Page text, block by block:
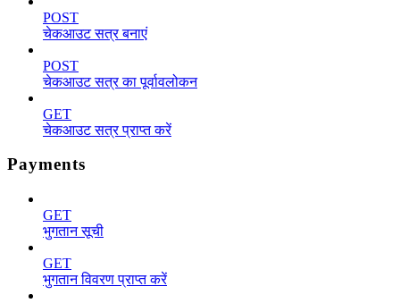
POST
चेकआउट सत्र बनाएं
POST
चेकआउट सत्र का पूर्वावलोकन
GET
चेकआउट सत्र प्राप्त करें
Payments
GET
भुगतान सूची
GET
भुगतान विवरण प्राप्त करें